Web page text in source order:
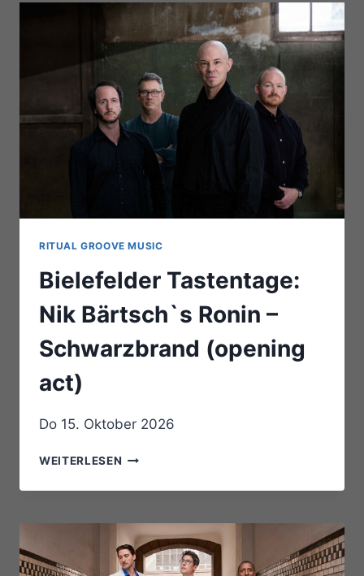
RITUAL GROOVE MUSIC
Bielefelder Tastentage:
Nik Bärtsch`s Ronin –
Schwarzbrand (opening
act)
Do 15. Oktober 2026
WEITERLESEN BIELEFELDER
NIK
RONIN
–
SCHWARZBRAND